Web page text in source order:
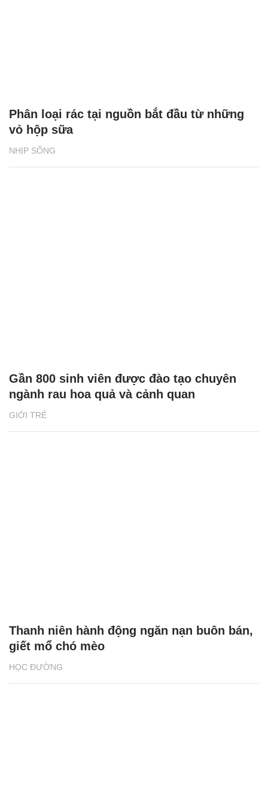
NHỊP SỐNG
Phân loại rác tại nguồn bắt đầu từ những
vỏ hộp sữa
GIỚI TRẺ
Gần 800 sinh viên được đào tạo chuyên
ngành rau hoa quả và cảnh quan
HỌC ĐƯỜNG
Thanh niên hành động ngăn nạn buôn bán,
giết mổ chó mèo